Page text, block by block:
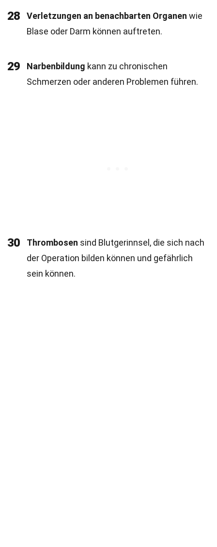
28 Verletzungen an benachbarten Organen wie
Blase oder Darm können auftreten.
29 Narbenbildung kann zu chronischen
Schmerzen oder anderen Problemen führen.
30 Thrombosen sind Blutgerinnsel, die sich nach
der Operation bilden können und gefährlich
sein können.